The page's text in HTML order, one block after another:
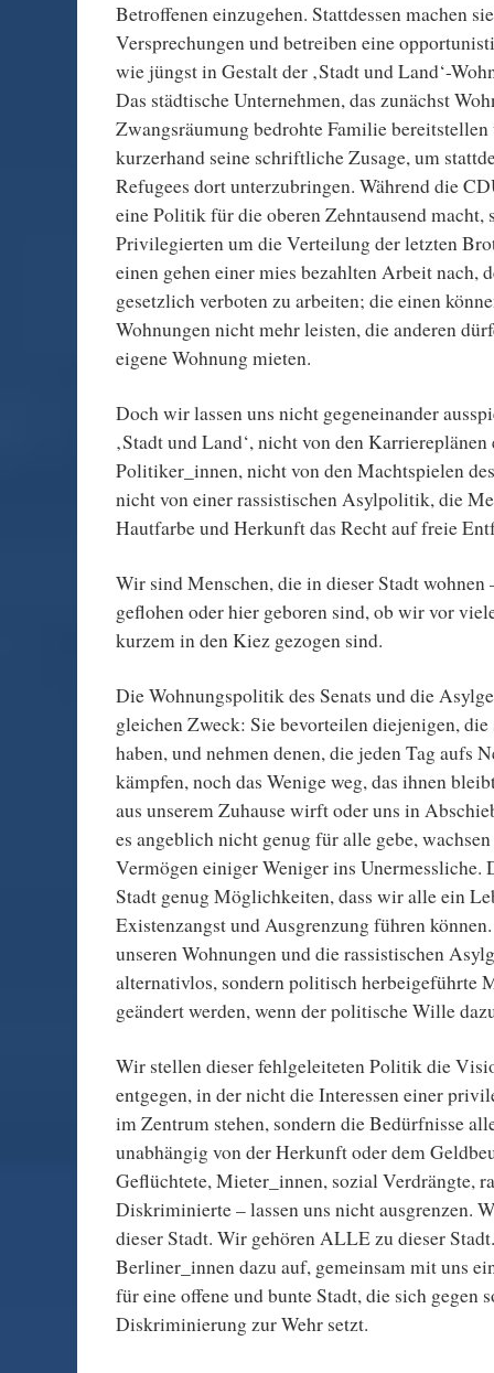
Betroffenen einzugehen. Stattdessen machen
Versprechungen und betreiben eine
wie jüngst in Gestalt der ‚Stadt und Land‘-
Das städtische Unternehmen, das zunächst
Zwangsräumung bedrohte Familie
kurzerhand seine schriftliche Zusage, um
Refugees dort unterzubringen. Während die
eine Politik für die oberen Zehntausend macht,
Privilegierten um die Verteilung der letzten
einen gehen einer mies bezahlten Arbeit nach,
gesetzlich verboten zu arbeiten; die einen
Wohnungen nicht mehr leisten, die anderen
eigene Wohnung mieten.
Doch wir lassen uns nicht gegeneinander
‚Stadt und Land‘, nicht von den
Politiker_innen, nicht von den Machtspielen
nicht von einer rassistischen Asylpolitik, die
Hautfarbe und Herkunft das Recht auf freie
Wir sind Menschen, die in dieser Stadt
geflohen oder hier geboren sind, ob wir vor
kurzem in den Kiez gezogen sind.
Die Wohnungspolitik des Senats und die
gleichen Zweck: Sie bevorteilen diejenigen, die
haben, und nehmen denen, die jeden Tag aufs
kämpfen, noch das Wenige weg, das ihnen
aus unserem Zuhause wirft oder uns in
es angeblich nicht genug für alle gebe,
Vermögen einiger Weniger ins Unermessliche.
Stadt genug Möglichkeiten, dass wir alle ein
Existenzangst und Ausgrenzung führen
unseren Wohnungen und die rassistischen
alternativlos, sondern politisch herbeigeführte
geändert werden, wenn der politische Wille
Wir stellen dieser fehlgeleiteten Politik die
entgegen, in der nicht die Interessen einer
im Zentrum stehen, sondern die Bedürfnisse
unabhängig von der Herkunft oder dem
Geflüchtete, Mieter_innen, sozial Verdrängte,
Diskriminierte – lassen uns nicht ausgrenzen.
dieser Stadt. Wir gehören ALLE zu dieser
Berliner_innen dazu auf, gemeinsam mit uns
für eine offene und bunte Stadt, die sich gegen
Diskriminierung zur Wehr setzt.